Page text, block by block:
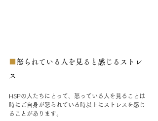
怒られている人を見ると感じるストレ
ス
HSPの人たちにとって、怒っている人を見ることは
時にご自身が怒られている時以上にストレスを感じ
ることがあります。